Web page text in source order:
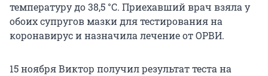
температуру до 38,5 °С. Приехавший врач взяла у
обоих супругов мазки для тестирования на
коронавирус и назначила лечение от ОРВИ.
15 ноября Виктор получил результат теста на